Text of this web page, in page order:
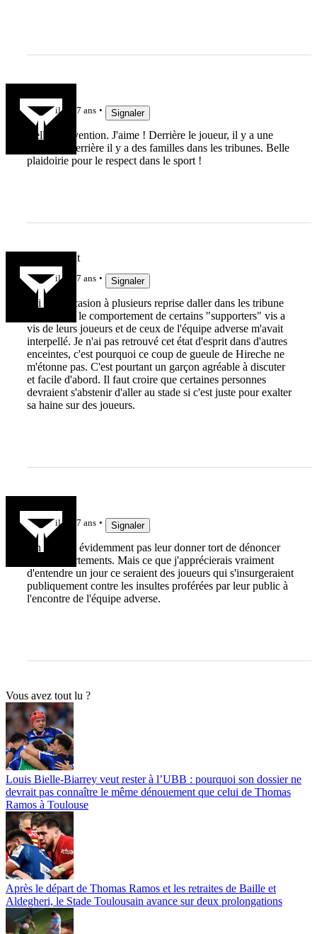
il y a 7 ans Signaler
Belle intervention. J'aime ! Derrière le joueur, il y a une
équipe et derrière il y a des familles dans les tribunes. Belle
plaidoirie pour le respect dans le sport !
Droitdevant
il y a 7 ans Signaler
J'ai eu l'occasion à plusieurs reprise daller dans les tribune
du CAB et le comportement de certains "supporters" vis a
vis de leurs joueurs et de ceux de l'équipe adverse m'avait
interpellé. Je n'ai pas retrouvé cet état d'esprit dans d'autres
enceintes, c'est pourquoi ce coup de gueule de Hireche ne
m'étonne pas. C'est pourtant un garçon agréable à discuter
et facile d'abord. Il faut croire que certaines personnes
devraient s'abstenir d'aller au stade si c'est juste pour exalter
sa haine sur des joueurs.
il y a 7 ans Signaler
On ne peut évidemment pas leur donner tort de dénoncer
ces comportements. Mais ce que j'apprécierais vraiment
d'entendre un jour ce seraient des joueurs qui s'insurgeraient
publiquement contre les insultes proférées par leur public à
l'encontre de l'équipe adverse.
Vous avez tout lu ?
Louis Bielle-Biarrey veut rester à l’UBB : pourquoi son dossier ne
devrait pas connaître le même dénouement que celui de Thomas
Ramos à Toulouse
Après le départ de Thomas Ramos et les retraites de Baille et
Aldegheri, le Stade Toulousain avance sur deux prolongations